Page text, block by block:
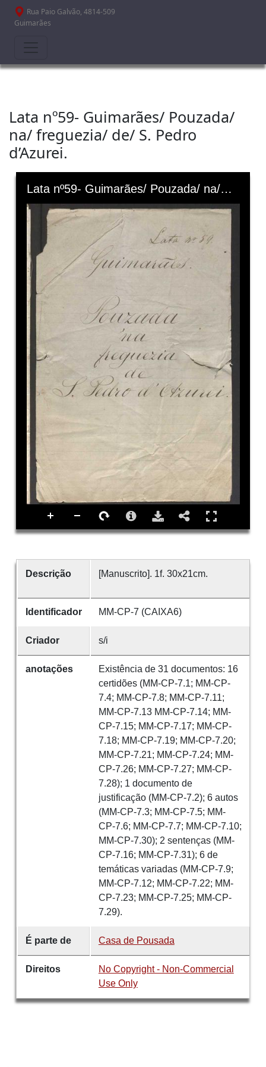
Passar para o conteúdo principal
Rua Paio Galvão, 4814-509
Guimarães
Lata nº59- Guimarães/ Pouzada/
na/ freguezia/ de/ S. Pedro
d’Azurei.
Skip to downloads and alternative formats
Media Viewer Lata nº59- Guimarães/ Pouzada/ na/ freguezia/ de/ S. Pedro d’Azurei.
Descrição [Manuscrito]. 1f. 30x21cm.
Identificador MM-CP-7 (CAIXA6)
Criador s/i
anotações
Existência de 31 documentos: 16
certidões (MM-CP-7.1; MM-CP-
7.4; MM-CP-7.8; MM-CP-7.11;
MM-CP-7.13 MM-CP-7.14; MM-
CP-7.15; MM-CP-7.17; MM-CP-
7.18; MM-CP-7.19; MM-CP-7.20;
MM-CP-7.21; MM-CP-7.24; MM-
CP-7.26; MM-CP-7.27; MM-CP-
7.28); 1 documento de
justificação (MM-CP-7.2); 6 autos
(MM-CP-7.3; MM-CP-7.5; MM-
CP-7.6; MM-CP-7.7; MM-CP-7.10;
MM-CP-7.30); 2 sentenças (MM-
CP-7.16; MM-CP-7.31); 6 de
temáticas variadas (MM-CP-7.9;
MM-CP-7.12; MM-CP-7.22; MM-
CP-7.23; MM-CP-7.25; MM-CP-
7.29).
É parte de Casa de Pousada
Direitos
No Copyright - Non-Commercial
Use Only